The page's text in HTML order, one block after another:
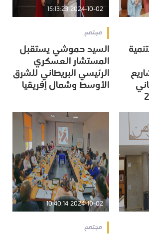
2024-10-02 15:13:23
مجتمع
السيد حموشي يستقبل
المستشار العسكري
الرئيسي البريطاني للشرق
الأوسط وشمال إفريقيا
2024-10-02 10:40:14
مجتمع